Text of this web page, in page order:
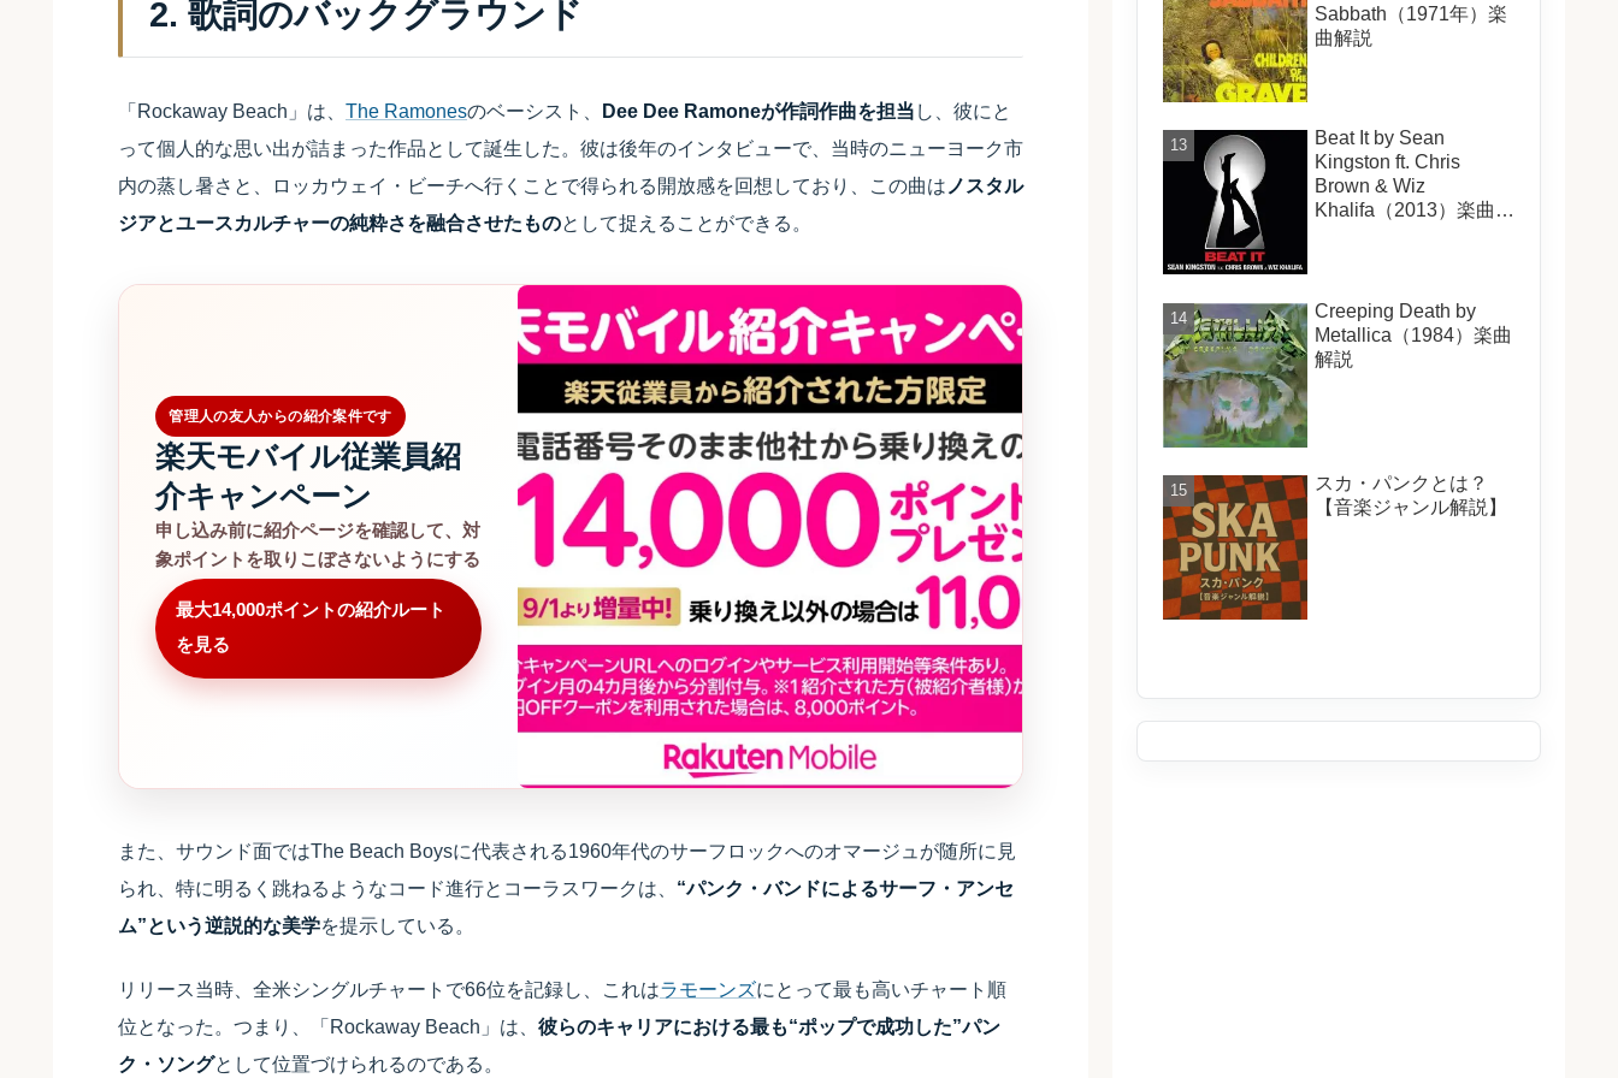
2. 歌詞のバックグラウンド
「Rockaway Beach」は、 The Ramonesのベーシスト、 Dee Dee Ramoneが作詞作曲を担当 し、彼にと
って個人的な思い出が詰まった作品として誕生した。彼は後年のインタビューで、当時のニューヨーク市
内の蒸し暑さと、ロッカウェイ・ビーチへ行くことで得られる開放感を回想しており、この曲は ノスタル
ジアとユースカルチャーの純粋さを融合させたものとして捉えることができる。
管理人の友人からの紹介案件です
楽天モバイル従業員紹
介キャンペーン
申し込み前に紹介ページを確認して、対
象ポイントを取りこぼさないようにする
最大14,000ポイントの紹介ルート
を見る
また、サウンド面ではThe Beach Boysに代表される1960年代のサーフロックへのオマージュが随所に見
られ、特に明るく跳ねるようなコード進行とコーラスワークは、 “パンク・バンドによるサーフ・アンセ
ム”という逆説的な美学を提示している。
リリース当時、全米シングルチャートで66位を記録し、これはラモーンズにとって最も高いチャート順
位となった。つまり、「Rockaway Beach」は、 彼らのキャリアにおける最も“ポップで成功した”パン
ク・ソングとして位置づけられるのである。
Sabbath（1971年）楽
曲解説
Beat It by Sean
Kingston ft. Chris
Brown & Wiz
Khalifa（2013）楽曲解
Creeping Death by
Metallica（1984）楽曲
解説
スカ・パンクとは？
【音楽ジャンル解説】